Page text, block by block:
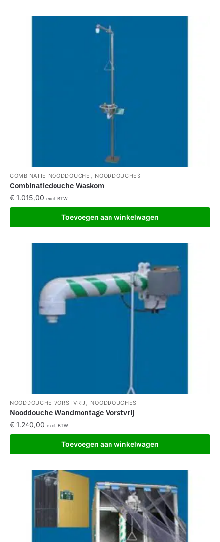
COMBINATIE NOODDOUCHE , NOODDOUCHES
Combinatiedouche Waskom
€ 1.015,00 excl. BTW
Toevoegen aan winkelwagen
NOODDOUCHE VORSTVRIJ , NOODDOUCHES
Nooddouche Wandmontage Vorstvrij
€ 1.240,00 excl. BTW
Toevoegen aan winkelwagen